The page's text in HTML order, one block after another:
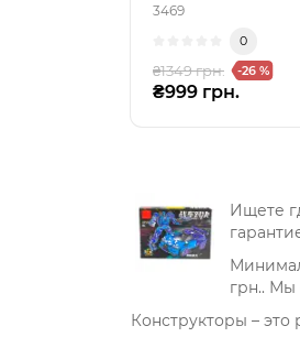
3469
0
₴1349 грн. -26 %
₴999 грн.
Ищете
грн.. Мы
Конструкторы –